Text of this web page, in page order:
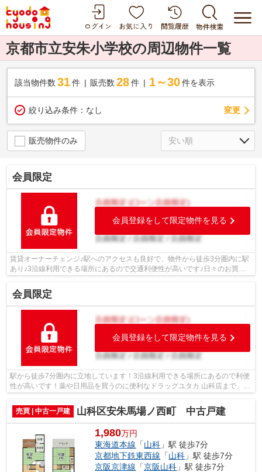
京都市立安朱小学校の周辺物件一覧
該当物件数 31件 販売数 28 件 1～30 件を表示
絞り込み条件： なし 変更
販売物件のみ
会員限定
会員登録をして限定物件を見る
賃貸オーナーチェンジ♪駅へのアクセスも良好で、物件から徒歩3分圏内に駅
あり♪3沿線利用できる場所にあるので交通利便性が高いです♪日々のお買い
物に便利なスーパー「フードショップラ...
会員限定
会員登録をして限定物件を見る
駅から徒歩7分圏内に立地しています！3沿線利用できる場所にあるので利便
性が高いです！薬や日用品を買うのに便利なドラッグユタカ 山科店まで、
498mです！こちらの物件からセブン-イ...
売買 | 中古一戸建
山科区安朱馬場ノ西町 中古戸建
1,980万円
東海道本線 「山科 」駅 徒歩7分
京都地下鉄東西線 「山科 」駅 徒歩7分
京阪京津線 「京阪山科 」駅 徒歩7分